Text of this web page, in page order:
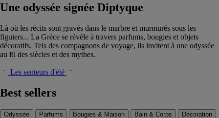
Une odyssée signée Diptyque
Là où les récits sont gravés dans le marbre et murmurés sous les
figuiers... La Grèce se révèle à travers parfums, bougies et objets
décoratifs. Tels des compagnons de voyage, ils invitent à une odyssée
au fil des siècles et des mythes.
Les senteurs d'été
Best sellers
Odyssée Parfums Bougies & Maison Bain & Corps Décoration